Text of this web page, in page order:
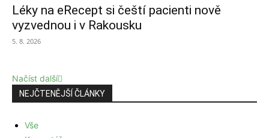
Léky na eRecept si čeští pacienti nově
vyzvednou i v Rakousku
5. 8. 2026
Načíst další
NEJČTENĚJŠÍ ČLÁNKY
Vše